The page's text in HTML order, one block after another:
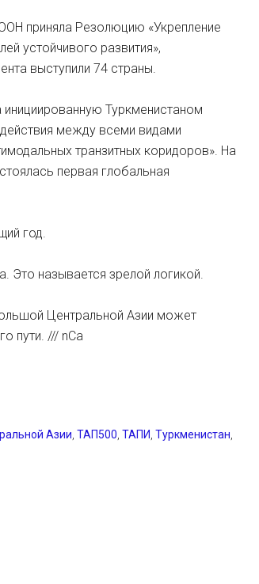
приняла Резолюцию «Укрепление
устойчивого развития»,
выступили 74 страны.
Туркменистаном
между всеми видами
транзитных коридоров». На
первая глобальная
год.
Это называется зрелой логикой.
Центральной Азии может
пути. /// nCa
Азии ТАП500 ТАПИ Туркменистан